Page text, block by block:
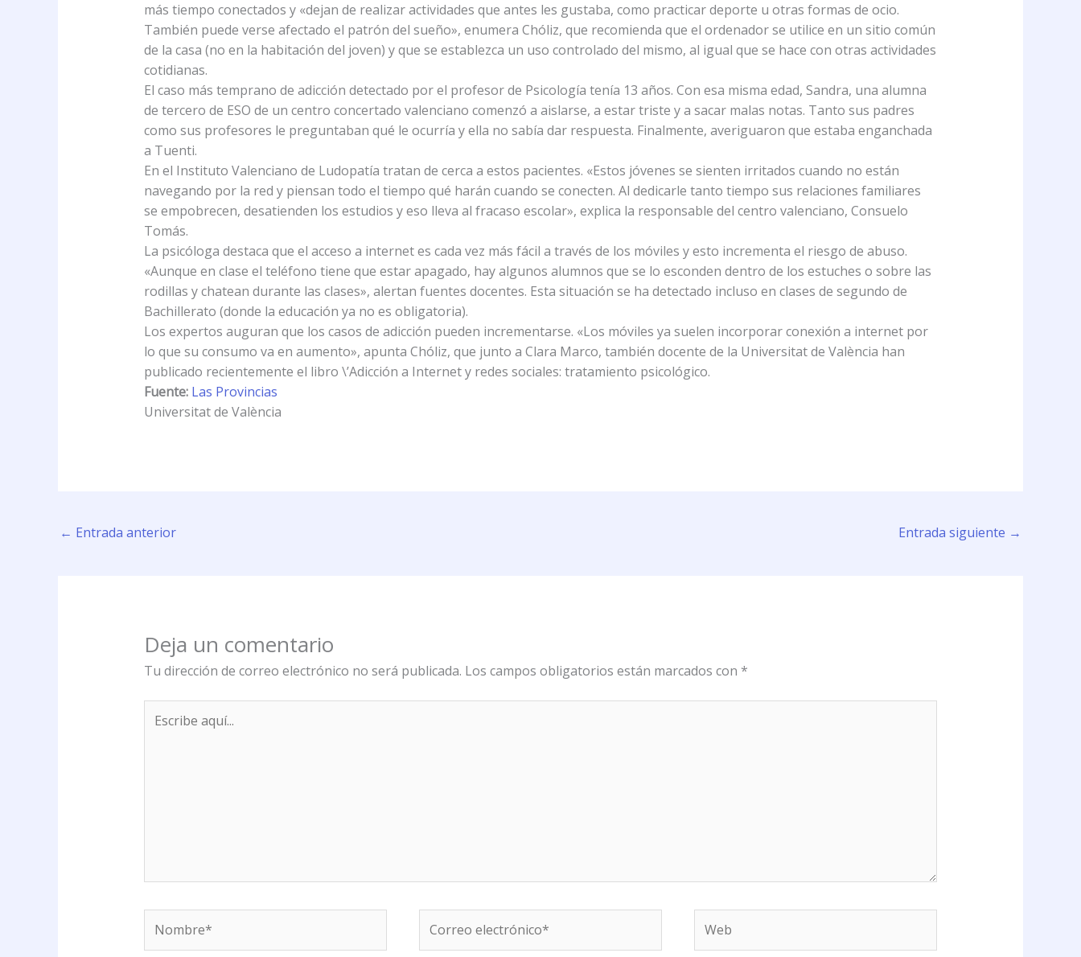
más tiempo conectados y «dejan de realizar actividades que antes les gustaba, como practicar deporte u otras formas de ocio.
También puede verse afectado el patrón del sueño», enumera Chóliz, que recomienda que el ordenador se utilice en un sitio común
de la casa (no en la habitación del joven) y que se establezca un uso controlado del mismo, al igual que se hace con otras actividades
cotidianas.
El caso más temprano de adicción detectado por el profesor de Psicología tenía 13 años. Con esa misma edad, Sandra, una alumna
de tercero de ESO de un centro concertado valenciano comenzó a aislarse, a estar triste y a sacar malas notas. Tanto sus padres
como sus profesores le preguntaban qué le ocurría y ella no sabía dar respuesta. Finalmente, averiguaron que estaba enganchada
a Tuenti.
En el Instituto Valenciano de Ludopatía tratan de cerca a estos pacientes. «Estos jóvenes se sienten irritados cuando no están
navegando por la red y piensan todo el tiempo qué harán cuando se conecten. Al dedicarle tanto tiempo sus relaciones familiares
se empobrecen, desatienden los estudios y eso lleva al fracaso escolar», explica la responsable del centro valenciano, Consuelo
Tomás.
La psicóloga destaca que el acceso a internet es cada vez más fácil a través de los móviles y esto incrementa el riesgo de abuso.
«Aunque en clase el teléfono tiene que estar apagado, hay algunos alumnos que se lo esconden dentro de los estuches o sobre las
rodillas y chatean durante las clases», alertan fuentes docentes. Esta situación se ha detectado incluso en clases de segundo de
Bachillerato (donde la educación ya no es obligatoria).
Los expertos auguran que los casos de adicción pueden incrementarse. «Los móviles ya suelen incorporar conexión a internet por
lo que su consumo va en aumento», apunta Chóliz, que junto a Clara Marco, también docente de la Universitat de València han
publicado recientemente el libro \’Adicción a Internet y redes sociales: tratamiento psicológico.
Fuente: Las Provincias
Universitat de València
← Entrada anterior Entrada siguiente →
Deja un comentario
Tu dirección de correo electrónico no será publicada. Los campos obligatorios están marcados con *
aquí...
electrónico*